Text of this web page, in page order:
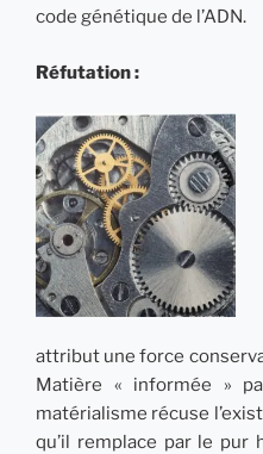
code génétique de l’ADN.
Réfutation :
attribut une force
Matière « informée »
matérialisme récuse
qu’il remplace par le pur